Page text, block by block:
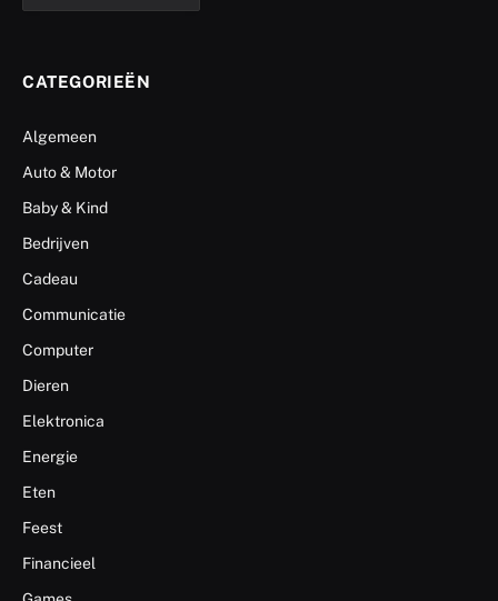
CATEGORIEËN
Algemeen
Auto & Motor
Baby & Kind
Bedrijven
Cadeau
Communicatie
Computer
Dieren
Elektronica
Energie
Eten
Feest
Financieel